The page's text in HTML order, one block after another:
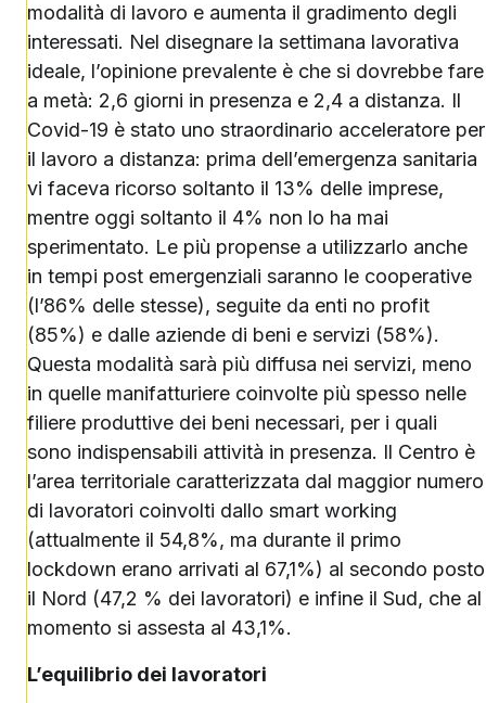
modalità di lavoro e aumenta il gradimento degli
interessati. Nel disegnare la settimana lavorativa
ideale, l’opinione prevalente è che si dovrebbe fare
a metà: 2,6 giorni in presenza e 2,4 a distanza. Il
Covid-19 è stato uno straordinario acceleratore per
il lavoro a distanza: prima dell’emergenza sanitaria
vi faceva ricorso soltanto il 13% delle imprese,
mentre oggi soltanto il 4% non lo ha mai
sperimentato. Le più propense a utilizzarlo anche
in tempi post emergenziali saranno le cooperative
(l’86% delle stesse), seguite da enti no profit
(85%) e dalle aziende di beni e servizi (58%).
Questa modalità sarà più diffusa nei servizi, meno
in quelle manifatturiere coinvolte più spesso nelle
filiere produttive dei beni necessari, per i quali
sono indispensabili attività in presenza. Il Centro è
l’area territoriale caratterizzata dal maggior numero
di lavoratori coinvolti dallo smart working
(attualmente il 54,8%, ma durante il primo
lockdown erano arrivati al 67,1%) al secondo posto
il Nord (47,2 % dei lavoratori) e infine il Sud, che al
momento si assesta al 43,1%.
L’equilibrio dei lavoratori